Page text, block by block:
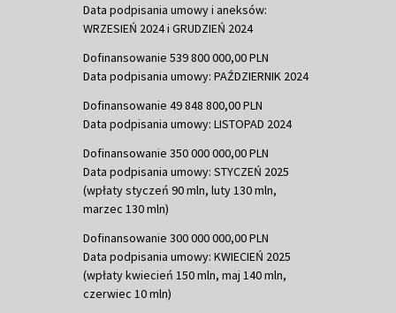
Data podpisania umowy i aneksów:
WRZESIEŃ 2024 i GRUDZIEŃ 2024
Dofinansowanie 539 800 000,00 PLN
Data podpisania umowy: PAŹDZIERNIK 2024
Dofinansowanie 49 848 800,00 PLN
Data podpisania umowy: LISTOPAD 2024
Dofinansowanie 350 000 000,00 PLN
Data podpisania umowy: STYCZEŃ 2025
(wpłaty styczeń 90 mln, luty 130 mln,
marzec 130 mln)
Dofinansowanie 300 000 000,00 PLN
Data podpisania umowy: KWIECIEŃ 2025
(wpłaty kwiecień 150 mln, maj 140 mln,
czerwiec 10 mln)